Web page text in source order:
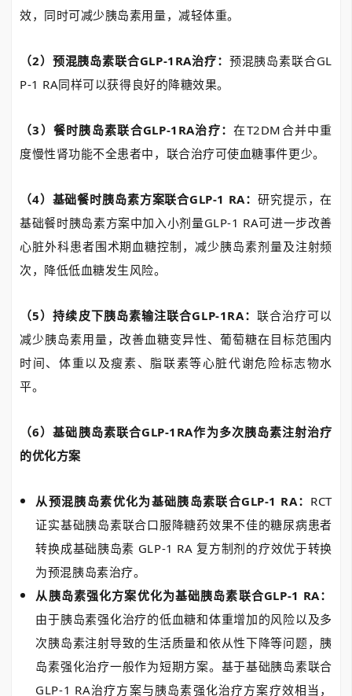
效，同时可减少胰岛素用量，减轻体重。
（2）预混胰岛素联合GLP-1RA治疗： 预混胰岛素联合GL
P-1 RA同样可以获得良好的降糖效果。
（3）餐时胰岛素联合GLP-1RA治疗：在T2DM合并中重
度慢性肾功能不全患者中，联合治疗可使血糖事件更少。
（4）基础餐时胰岛素方案联合GLP-1 RA：研究提示，在
基础餐时胰岛素方案中加入小剂量GLP-1 RA可进一步改善
心脏外科患者围术期血糖控制，减少胰岛素剂量及注射频
次，降低低血糖发生风险。
（5）持续皮下胰岛素输注联合GLP-1RA： 联合治疗可以
减少胰岛素用量，改善血糖变异性、葡萄糖在目标范围内
时间、体重以及瘦素、脂联素等心脏代谢危险标志物水
平。
（6）基础胰岛素联合GLP-1RA作为多次胰岛素注射治疗
的优化方案
从预混胰岛素优化为基础胰岛素联合GLP-1 RA： RCT
证实基础胰岛素联合口服降糖药效果不佳的糖尿病患者
转换成基础胰岛素 GLP-1 RA 复方制剂的疗效优于转换
为预混胰岛素治疗。
从胰岛素强化方案优化为基础胰岛素联合GLP-1 RA：
由于胰岛素强化治疗的低血糖和体重增加的风险以及多
次胰岛素注射导致的生活质量和依从性下降等问题，胰
岛素强化治疗一般作为短期方案。基于基础胰岛素联合
GLP-1 RA治疗方案与胰岛素强化治疗方案疗效相当，